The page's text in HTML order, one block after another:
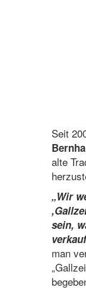
Seit
alte
„Wir
sein,
man